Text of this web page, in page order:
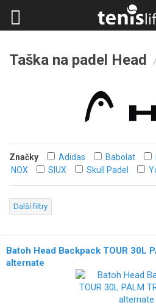
Taška na padel Head /
Značky Adidas Babolat
NOX
SIUX Skull Padel
Další filtry
Batoh Head Backpack TOUR 30L
alternate